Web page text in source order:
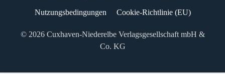
Nutzungsbedingungen
Cookie-Richtlinie (EU)
© 2026 Cuxhaven-Niederelbe Verlagsgesellschaft mbH &
Co. KG